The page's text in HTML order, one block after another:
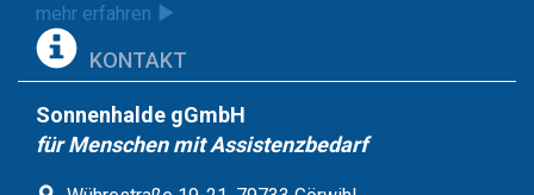
mehr erfahren
KONTAKT
Sonnenhalde gGmbH
für Menschen mit Assistenzbedarf